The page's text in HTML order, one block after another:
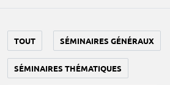
TOUT SÉMINAIRES GÉNÉRAUX
SÉMINAIRES THÉMATIQUES